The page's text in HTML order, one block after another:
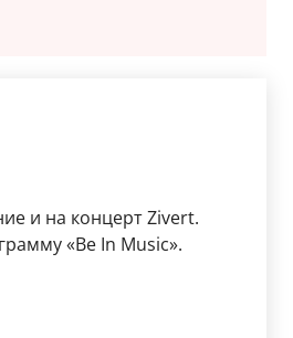
и на концерт Zivert.
«Be In Music».